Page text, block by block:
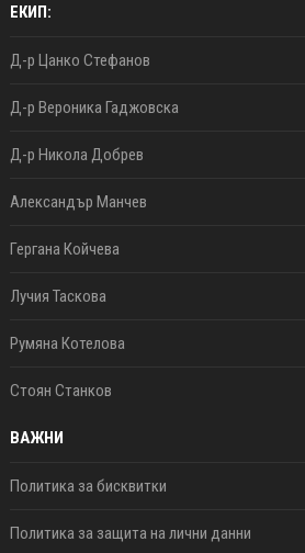
ЕКИП:
Д-р Цанко Стефанов
Д-р Вероника Гаджовска
Д-р Никола Добрев
Александър Манчев
Гергана Койчева
Лучия Таскова
Румяна Котелова
Стоян Станков
ВАЖНИ
Политика за бисквитки
Политика за защита на лични данни